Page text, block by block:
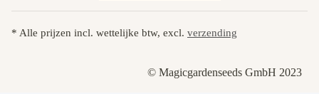
* Alle prijzen incl. wettelijke btw, excl. verzending
© Magicgardenseeds GmbH 2023